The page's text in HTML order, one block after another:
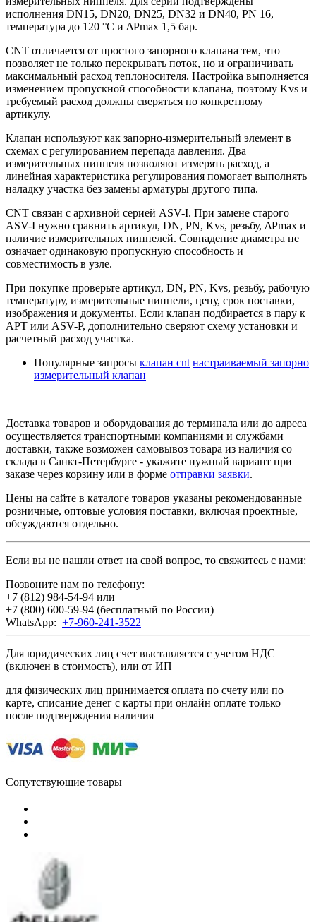
исполнения DN15, DN20, DN25, DN32 и DN40, PN 16,
температура до 120 °C и ΔPmax 1,5 бар.
CNT отличается от простого запорного клапана тем, что
позволяет не только перекрывать поток, но и ограничивать
максимальный расход теплоносителя. Настройка выполняется
изменением пропускной способности клапана, поэтому Kvs и
требуемый расход должны сверяться по конкретному
артикулу.
Клапан используют как запорно-измерительный элемент в
схемах с регулированием перепада давления. Два
измерительных ниппеля позволяют измерять расход, а
линейная характеристика регулирования помогает выполнять
наладку участка без замены арматуры другого типа.
CNT связан с архивной серией ASV-I. При замене старого
ASV-I нужно сравнить артикул, DN, PN, Kvs, резьбу, ΔPmax и
наличие измерительных ниппелей. Совпадение диаметра не
означает одинаковую пропускную способность и
совместимость в узле.
При покупке проверьте артикул, DN, PN, Kvs, резьбу, рабочую
температуру, измерительные ниппели, цену, срок поставки,
изображения и документы. Если клапан подбирается в пару к
APT или ASV-P, дополнительно сверяют схему установки и
расчетный расход участка.
Популярные запросы клапан cnt настраиваемый запорно
измерительный клапан
Доставка товаров и оборудования до терминала или до адреса
осуществляется транспортными компаниями и службами
доставки, также возможен самовывоз товара из наличия со
склада в Санкт-Петербурге - укажите нужный вариант при
заказе через корзину или в форме отправки заявки.
Цены на сайте в каталоге товаров указаны рекомендованные
розничные, оптовые условия поставки, включая проектные,
обсуждаются отдельно.
Если вы не нашли ответ на свой вопрос, то свяжитесь с нами:
Позвоните нам по телефону:
+7 (812) 984-54-94 или
+7 (800) 600-59-94 (бесплатный по России)
WhatsApp: +7-960-241-3522
Для юридических лиц счет выставляется с учетом НДС
(включен в стоимость), или от ИП
для физических лиц принимается оплата по счету или по
карте, списание денег с карты при онлайн оплате только
после подтверждения наличия
Сопутствующие товары